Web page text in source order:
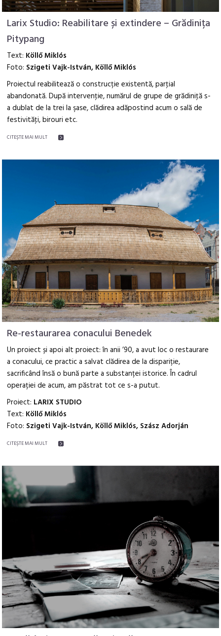
Larix Studio: Reabilitare și extindere – Grădinița
Pitypang
Text: Köllő Miklós
Foto: Szigeti Vajk-István, Köllő Miklós
Proiectul reabilitează o construcție existentă, parţial
abandonată. După intervenţie, numărul de grupe de grădiniţă s-
a dublat de la trei la şase, clădirea adăpostind acum o sală de
festivităţi, birouri etc.
CITEŞTE MAI MULT
Re-restaurarea conacului Benedek
Un proiect și apoi alt proiect: în anii ’90, a avut loc o restaurare
a conacului, ce practic a salvat clădirea de la dispariție,
sacrificând însă o bună parte a substanței istorice. În cadrul
operației de acum, am păstrat tot ce s-a putut.
Proiect: LARIX STUDIO
Text: Köllő Miklós
Foto: Szigeti Vajk-István, Köllő Miklós, Szász Adorján
CITEŞTE MAI MULT